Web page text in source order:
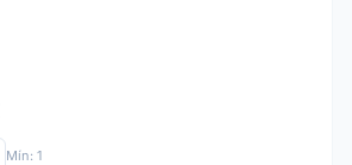
Mín: 1